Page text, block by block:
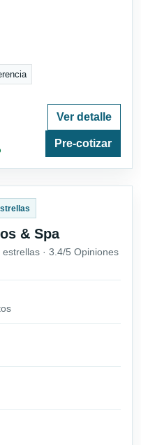
Ver detalle
Pre-cotizar
& Spa
· 3.4/5 Opiniones